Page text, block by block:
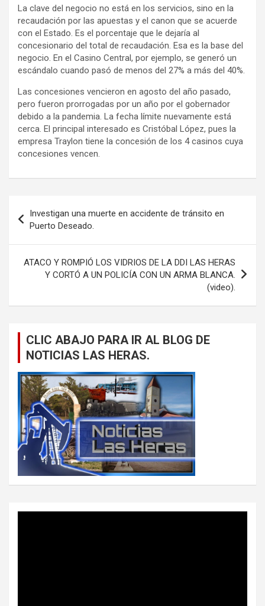
La clave del negocio no está en los servicios, sino en la
recaudación por las apuestas y el canon que se acuerde
con el Estado. Es el porcentaje que le dejaría al
concesionario del total de recaudación. Esa es la base del
negocio. En el Casino Central, por ejemplo, se generó un
escándalo cuando pasó de menos del 27% a más del 40%.
Las concesiones vencieron en agosto del año pasado,
pero fueron prorrogadas por un año por el gobernador
debido a la pandemia. La fecha límite nuevamente está
cerca. El principal interesado es Cristóbal López, pues la
empresa Traylon tiene la concesión de los 4 casinos cuya
concesiones vencen.
de
entradas
Investigan una muerte en accidente de tránsito en
Puerto Deseado.
ATACO Y ROMPIÓ LOS VIDRIOS DE LA DDI LAS HERAS
Y CORTÓ A UN POLICÍA CON UN ARMA BLANCA.
(video).
CLIC ABAJO PARA IR AL BLOG DE
NOTICIAS LAS HERAS.